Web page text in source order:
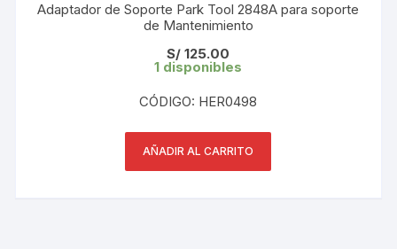
Adaptador de Soporte Park Tool 2848A para soporte
de Mantenimiento
S/ 125.00
1 disponibles
CÓDIGO: HER0498
AÑADIR AL CARRITO